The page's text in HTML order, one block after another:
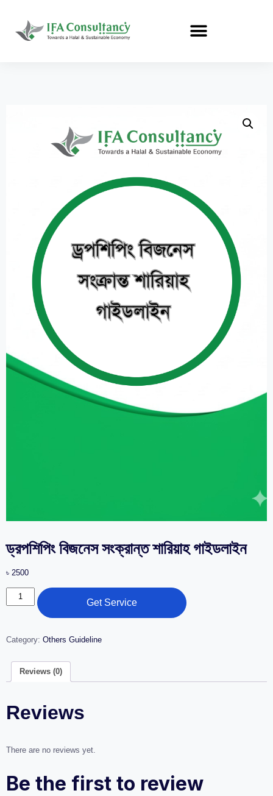
ড্রপশিপিং বিজনেস সংক্রান্ত শারিয়াহ গাইডলাইন
৳ 2500
Get Service
Category: Others Guideline
Reviews (0)
Reviews
There are no reviews yet.
Be the first to review